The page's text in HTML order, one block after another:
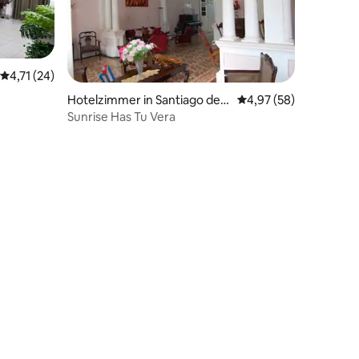
Bewertungen
Durchschnittliche Bewertung: 4,71 von 5, 24 Bewertungen
4,71 (24)
Hotelzimmer in Santiago de
Cuba
Durchschnittliche
4,97 (58)
Sunrise Has Tu Vera